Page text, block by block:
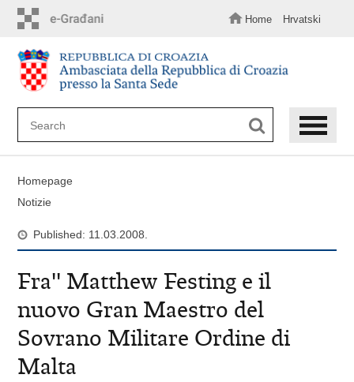
content
Home Hrvatski
Homepage
Notizie
Published: 11.03.2008.
Fra'' Matthew Festing e il
nuovo Gran Maestro del
Sovrano Militare Ordine di
Malta